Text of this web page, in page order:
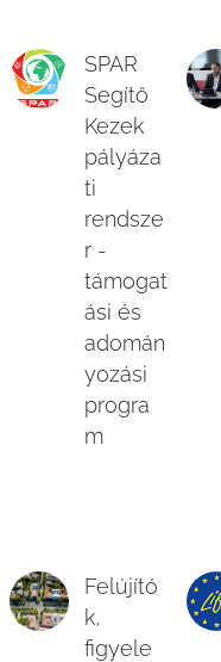
SPAR
Segítő
Kezek
pályáza
ti
rendsze
r -
támogat
ási és
adomán
yozási
progra
m
Felújító
k,
figyele